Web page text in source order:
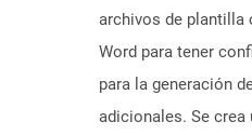
archivos de
Word para tener
para la generación
adicionales. Se